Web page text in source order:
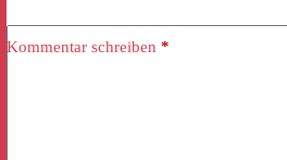
Kommentar schreiben *